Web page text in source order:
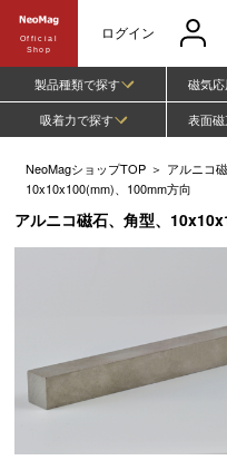
Official
Shop
ログイン
製品種類で探す 磁気
吸着力で探す
表面
NeoMagショップTOP ＞ アルニコ
10x10x100(mm)、100mm方向
アルニコ磁石、角型、